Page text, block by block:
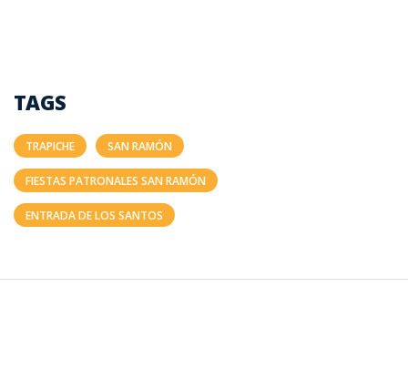
TAGS
TRAPICHE SAN RAMÓN
FIESTAS PATRONALES SAN RAMÓN
ENTRADA DE LOS SANTOS